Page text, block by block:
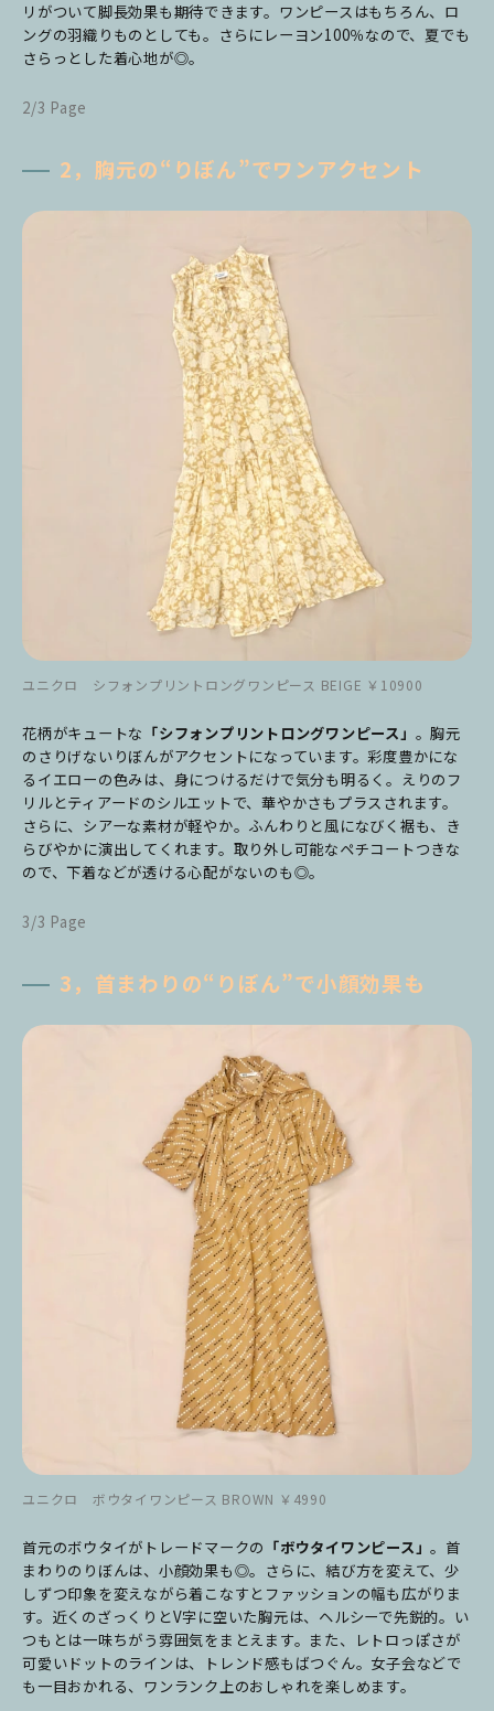
リがついて脚長効果も期待できます。ワンピースはもちろん、ロ
ングの羽織りものとしても。さらにレーヨン100％なので、夏でも
さらっとした着心地が◎。
2/3 Page
2，胸元の“りぼん”でワンアクセント
ユニクロ シフォンプリントロングワンピース BEIGE ￥10900
花柄がキュートな 「シフォンプリントロングワンピース」 。胸元
のさりげないりぼんがアクセントになっています。彩度豊かにな
るイエローの色みは、身につけるだけで気分も明るく。えりのフ
リルとティアードのシルエットで、華やかさもプラスされます。
さらに、シアーな素材が軽やか。ふんわりと風になびく裾も、き
らびやかに演出してくれます。取り外し可能なペチコートつきな
ので、下着などが透ける心配がないのも◎。
3/3 Page
3，首まわりの“りぼん”で小顔効果も
ユニクロ ボウタイワンピース BROWN ￥4990
首元のボウタイがトレードマークの 「ボウタイワンピース」。首
まわりのりぼんは、小顔効果も◎。さらに、結び方を変えて、少
しずつ印象を変えながら着こなすとファッションの幅も広がりま
す。近くのざっくりとV字に空いた胸元は、ヘルシーで先鋭的。い
つもとは一味ちがう雰囲気をまとえます。また、レトロっぽさが
可愛いドットのラインは、トレンド感もばつぐん。女子会などで
も一目おかれる、ワンランク上のおしゃれを楽しめます。